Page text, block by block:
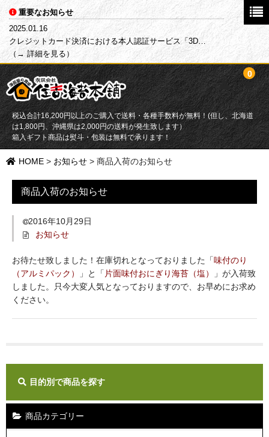
重要なお知らせ
2025.01.16
クレジットカード決済における本人認証サービス「3D…
（→ 詳細を見る）
税込合計16,200円以上のご購入で送料・各種手数料が無料！(但し、北海道
は1,800円、沖縄県は2,000円の送料が発生致します）
箱入ギフト商品は熨斗・包装は無料で承ります！
0
HOME
商品一覧
海苔
ふりかけ
ギフト
カートを見る
マイページ
お問い合わせ
HOME > お知らせ > 商品入荷のお知らせ
商品入荷のお知らせ
2016年10月29日
お知らせ
お待たせ致しました！在庫切れとなっておりました「味付のり
（アルミパック）
」と「 片面味付おにぎり海苔（塩）
」が入荷致
しました。只今大変人気となっておりますので、お早めにお求め
ください。
目的別で商品を探す
商品カテゴリー